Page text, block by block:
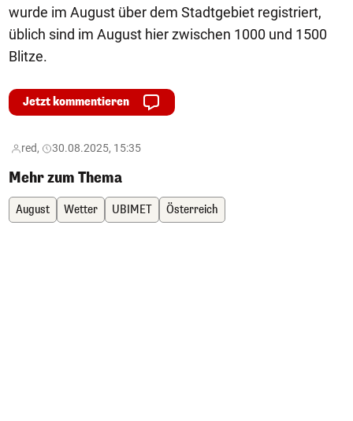
wurde im August über dem Stadtgebiet registriert,
üblich sind im August hier zwischen 1000 und 1500
Blitze.
Jetzt kommentieren
red, 30.08.2025, 15:35
Mehr zum Thema
August Wetter UBIMET Österreich